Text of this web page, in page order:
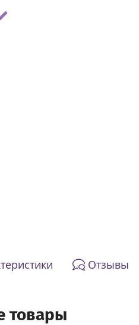
Отзывы
товары